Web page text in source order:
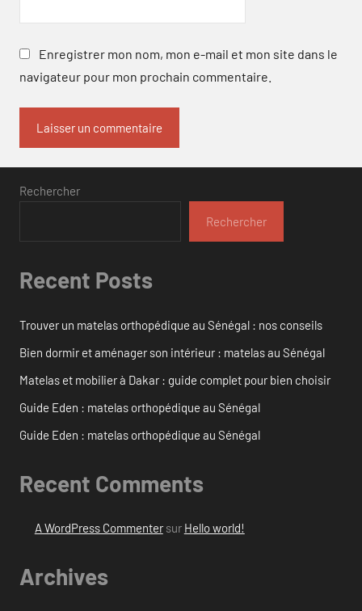
Enregistrer mon nom, mon e-mail et mon site dans le
navigateur pour mon prochain commentaire.
Rechercher
Rechercher
Recent Posts
Trouver un matelas orthopédique au Sénégal : nos conseils
Bien dormir et aménager son intérieur : matelas au Sénégal
Matelas et mobilier à Dakar : guide complet pour bien choisir
Guide Eden : matelas orthopédique au Sénégal
Guide Eden : matelas orthopédique au Sénégal
Recent Comments
A WordPress Commentersur Hello world!
Archives